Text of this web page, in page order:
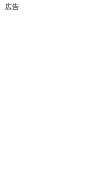
広告